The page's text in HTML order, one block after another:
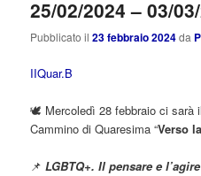
25/02/2024 – 03/
Pubblicato il23 febbraio 2024da
IIQuar.B
🕊️ Mercoledì 28 febbraio ci sarà
Cammino di Quaresima “Verso
📌LGBTQ+. Il pensare e